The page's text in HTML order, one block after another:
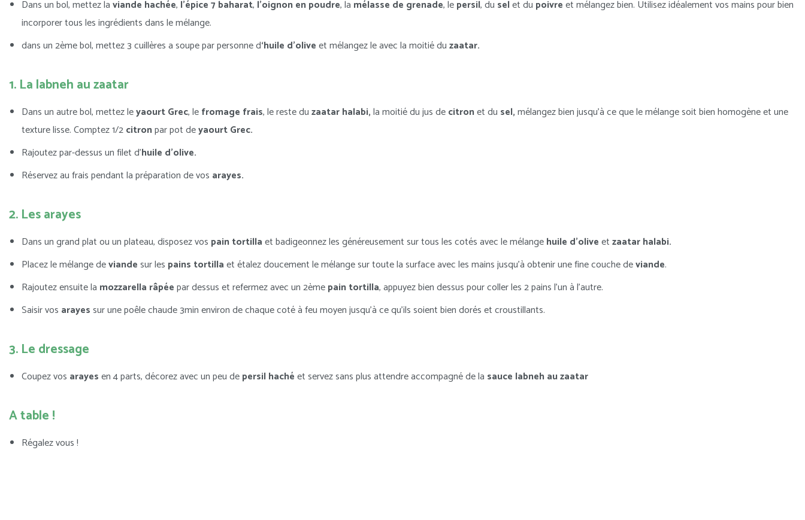
Dans un bol, mettez laviande hachée, l’épice 7 baharat, l’oignon en poudre, la mélasse de grenade, lepersil, du selet du poivreet mélangez bien. Utilisez idéalement vos mains pour bien
incorporer tous les ingrédients dans le mélange.
dans un 2ème bol, mettez 3 cuillères a soupe par personne d‘huile d’oliveet mélangez le avec la moitié duzaatar.
1. La labneh au zaatar
Dans un autre bol, mettez leyaourt Grec, lefromage frais, le reste duzaatar halabi,la moitié du jus decitronet du sel,mélangez bien jusqu’à ce que le mélange soit bien homogène et une
texture lisse. Comptez 1/2citronpar pot deyaourt Grec.
Rajoutez par-dessus un filet d’huile d’olive.
Réservez au frais pendant la préparation de vos arayes.
2. Les arayes
Dans un grand plat ou un plateau, disposez vos pain tortillaet badigeonnez les généreusement sur tous les cotés avec le mélangehuile d’oliveetzaatar halabi.
Placez le mélange deviandesur les pains tortillaet étalez doucement le mélange sur toute la surface avec les mains jusqu’à obtenir une fine couche deviande.
Rajoutez ensuite la mozzarella râpéepar dessus et refermez avec un 2èmepain tortilla, appuyez bien dessus pour coller les 2 pains l’un à l’autre.
Saisir vos arayessur une poêle chaude 3min environ de chaque coté à feu moyen jusqu’à ce qu’ils soient bien dorés et croustillants.
3. Le dressage
Coupez vos arayesen 4 parts, décorez avec un peu depersil hachéet servez sans plus attendre accompagné de la sauce labneh au zaatar
A table !
Régalez vous !